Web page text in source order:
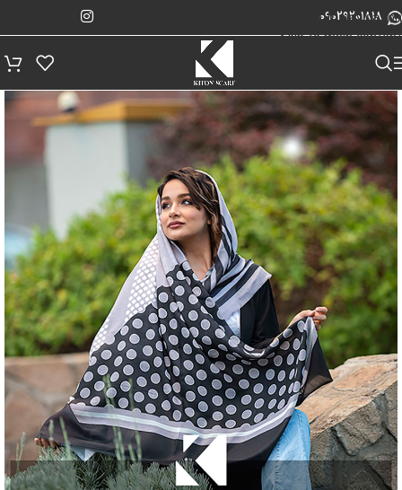
Skip to navigation
Skip to main content
09029201818